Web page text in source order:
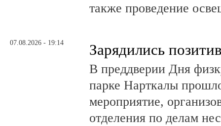
также проведение
07.08.2026 - 19:14 Зарядились
В преддверии Дня
парке Нарткалы
мероприятие,
отделения по делам